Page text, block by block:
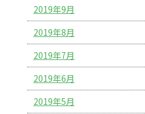
2019年9月
2019年8月
2019年7月
2019年6月
2019年5月